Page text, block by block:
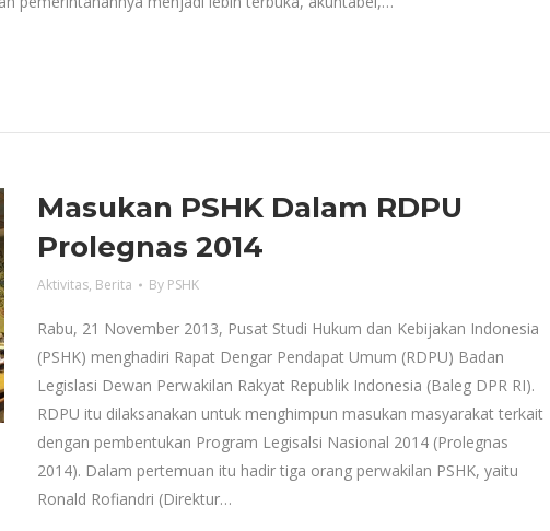
Masukan PSHK Dalam RDPU
Prolegnas 2014
Aktivitas, Berita By PSHK
Rabu, 21 November 2013, Pusat Studi Hukum dan Kebijakan Indonesia
(PSHK) menghadiri Rapat Dengar Pendapat Umum (RDPU) Badan
Legislasi Dewan Perwakilan Rakyat Republik Indonesia (Baleg DPR RI).
RDPU itu dilaksanakan untuk menghimpun masukan masyarakat terkait
dengan pembentukan Program Legisalsi Nasional 2014 (Prolegnas
2014). Dalam pertemuan itu hadir tiga orang perwakilan PSHK, yaitu
Ronald Rofiandri (Direktur…